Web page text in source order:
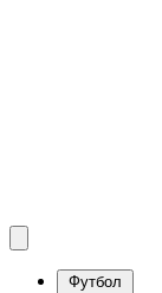
Футбол